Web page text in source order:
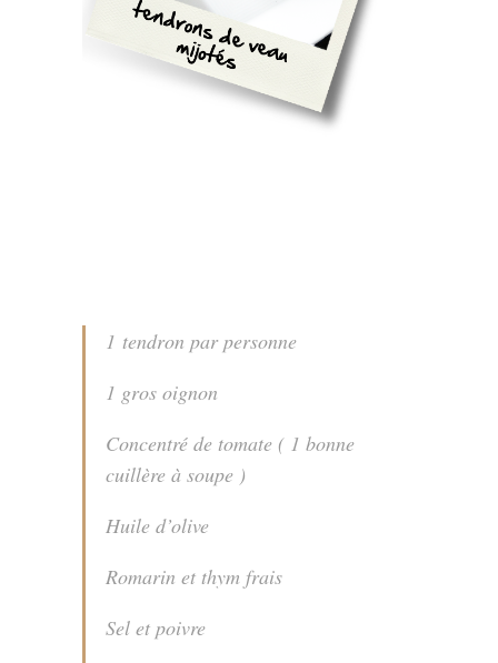
1 tendron par personne
1 gros oignon
Concentré de tomate ( 1 bonne
cuillère à soupe )
Huile d’olive
Romarin et thym frais
Sel et poivre